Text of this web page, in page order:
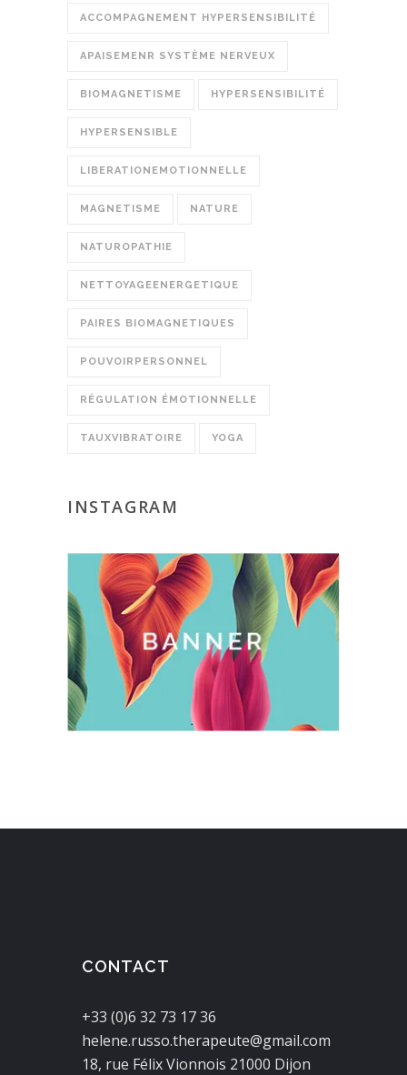
ACCOMPAGNEMENT HYPERSENSIBILITÉ
APAISEMENR SYSTÈME NERVEUX
BIOMAGNETISME HYPERSENSIBILITÉ
HYPERSENSIBLE
LIBERATIONEMOTIONNELLE
MAGNETISME NATURE
NATUROPATHIE
NETTOYAGEENERGETIQUE
PAIRES BIOMAGNETIQUES
POUVOIRPERSONNEL
RÉGULATION ÉMOTIONNELLE
TAUXVIBRATOIRE YOGA
INSTAGRAM
CONTACT
+33 (0)6 32 73 17 36
helene.russo.therapeute@gmail.com
18, rue Félix Vionnois 21000 Dijon